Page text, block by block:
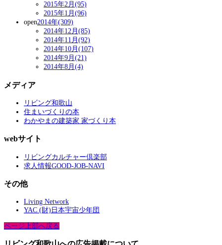
2015年2月(95)
2015年1月(96)
open2014年(309)
2014年12月(85)
2014年11月(92)
2014年10月(107)
2014年9月(21)
2014年8月(4)
メディア
リビング和歌山
住まいづくりの本
わかやまの建築家 家づくり本
webサイト
リビングカルチャー倶楽部
求人情報GOOD-JOB-NAVI
その他
Living Network
YAC (財)日本宇宙少年団
ページ上部へ戻る